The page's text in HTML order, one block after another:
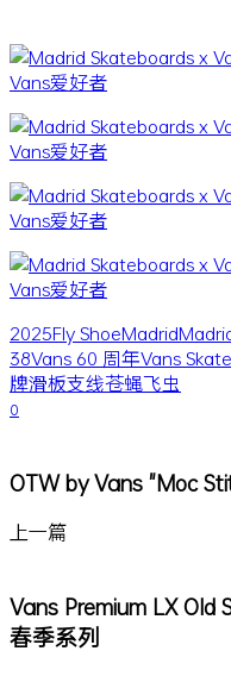
2025Fly ShoeMadrid
38Vans 60 周年Vans
牌滑板支线苍蝇飞虫
0
OTW by Vans "Moc
上一篇
Vans Premium LX Old
春季系列